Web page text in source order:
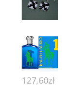
127,60zł